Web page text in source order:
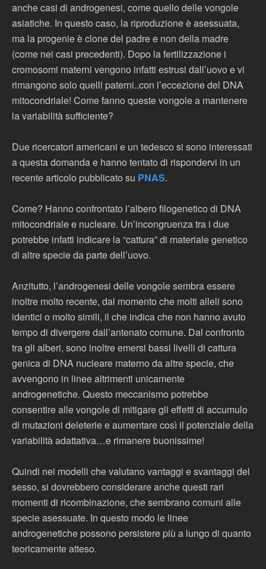
anche casi di androgenesi, come quello delle vongole
asiatiche. In questo caso, la riproduzione è asessuata,
ma la progenie è clone del padre e non della madre
(come nei casi precedenti). Dopo la fertilizzazione i
cromosomi materni vengono infatti estrusi dall’uovo e vi
rimangono solo quelli paterni..con l’eccezione del DNA
mitocondriale! Come fanno queste vongole a mantenere
la variabilità sufficiente?
Due ricercatori americani e un tedesco si sono interessati
a questa domanda e hanno tentato di rispondervi in un
recente articolo pubblicato su PNAS.
Come? Hanno confrontato l’albero filogenetico di DNA
mitocondriale e nucleare. Un’incongruenza tra i due
potrebbe infatti indicare la “cattura” di materiale genetico
di altre specie da parte dell’uovo.
Anzitutto, l’androgenesi delle vongole sembra essere
inoltre molto recente, dal momento che molti alleli sono
identici o molto simili, il che indica che non hanno avuto
tempo di divergere dall’antenato comune. Dal confronto
tra gli alberi, sono inoltre emersi bassi livelli di cattura
genica di DNA nucleare materno da altre specie, che
avvengono in linee altrimenti unicamente
androgenetiche. Questo meccanismo potrebbe
consentire alle vongole di mitigare gli effetti di accumulo
di mutazioni deleterie e aumentare così il potenziale della
variabilità adattativa…e rimanere buonissime!
Quindi nei modelli che valutano vantaggi e svantaggi del
sesso, si dovrebbero considerare anche questi rari
momenti di ricombinazione, che sembrano comuni alle
specie asessuate. In questo modo le linee
androgenetiche possono persistere più a lungo di quanto
teoricamente atteso.